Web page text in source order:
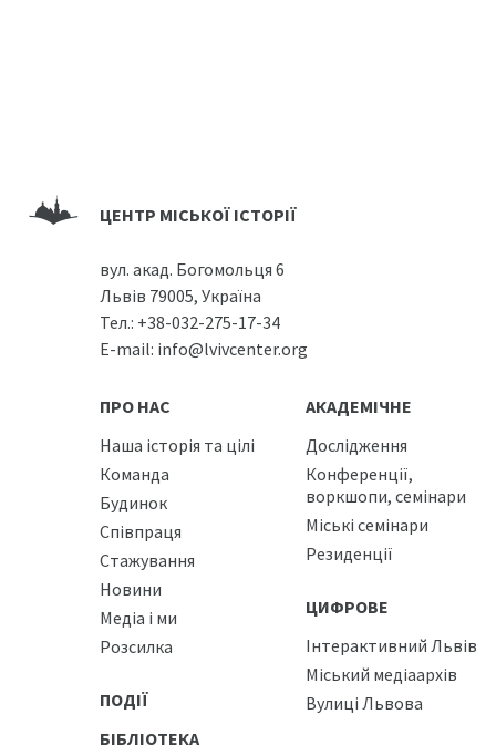
ЦЕНТР МІСЬКОЇ ІСТОРІЇ
вул. акад. Богомольця 6
Львів 79005, Україна
Тел.: +38-032-275-17-34
E-mail: info@lvivcenter.org
ПРО НАС
Наша історія та цілі
Команда
Будинок
Співпраця
Стажування
Новини
Медіа і ми
Розсилка
ПОДІЇ
БІБЛІОТЕКА
АКАДЕМІЧНЕ
Дослідження
Конференції,
воркшопи, семінари
Міські семінари
Резиденції
ЦИФРОВЕ
Інтерактивний Львів
Міський медіаархів
Вулиці Львова